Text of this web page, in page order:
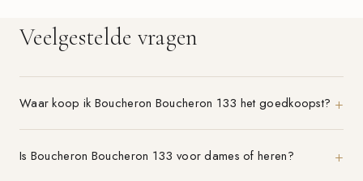
Veelgestelde vragen
Waar koop ik Boucheron Boucheron 133 het goedkoopst?
Is Boucheron Boucheron 133 voor dames of heren?